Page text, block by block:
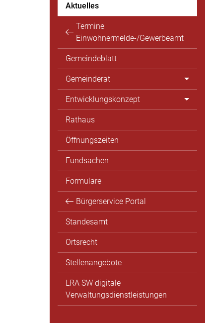
Aktuelles
Termine
Einwohnermelde-/Gewerbeamt
Gemeindeblatt
Gemeinderat
Entwicklungskonzept
Rathaus
Öffnungszeiten
Fundsachen
Formulare
Bürgerservice Portal
Standesamt
Ortsrecht
Stellenangebote
LRA SW digitale
Verwaltungsdienstleistungen